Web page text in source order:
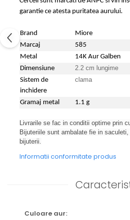
garantie ce atesta puritatea aurului.
Brand
Miore
Marcaj
585
Metal
14K Aur Galben
Dimensiune
2.2 cm lungime
Sistem de
inchidere
clama
Gramaj metal 1.1 g
Livrarile se fac in conditii optime prin
Bijuteriile sunt ambalate fie in
bijuterii.
Informatii conformitate produs
Culoare aur: